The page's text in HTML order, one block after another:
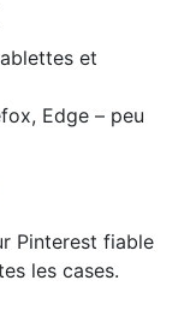
et
Edge – peu
Pinterest fiable
les cases.